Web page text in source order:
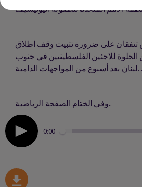
تتفقان على ضرورة تثبيت وقف اطلاق
الحلوة للاجئين الفلسطينيين في جنوب
الدامية. ...
وفي الختام الصفحة الرياضية..
0:00